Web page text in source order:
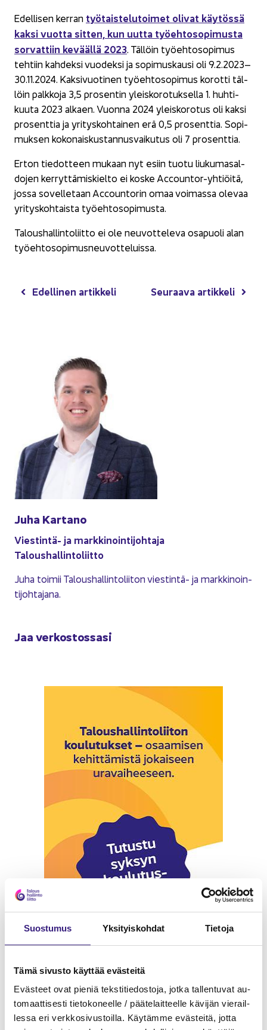
Suos­tu­mus Yk­si­tyis­koh­dat Tie­to­ja
Tämä si­vus­to käyt­tää eväs­tei­tä
Eväs­teet ovat pie­niä teks­ti­tie­dos­to­ja, jotka tal­len­tu­vat au­
to­maat­ti­ses­ti tie­to­ko­neel­le / pää­te­lait­teel­le kä­vi­jän vie­rail­
les­sa eri verk­ko­si­vus­toil­la. Käy­täm­me eväs­tei­tä, jotta
Juha Kar­ta­no
Viestintä-​ ja mark­ki­noin­ti­joh­ta­ja
Ta­lous­hal­lin­to­liit­to
Juha toi­mii Ta­lous­hal­lin­to­lii­ton viestintä-​ ja mark­ki­noin­
ti­joh­ta­ja­na.
Jaa ver­kos­tos­sa­si
Edel­li­sen ker­ran työ­tais­te­lu­toi­met oli­vat käy­tös­sä
kaksi vuot­ta sit­ten, kun uutta työ­eh­to­so­pi­mus­ta
sor­vat­tiin ke­vääl­lä 2023. Täl­löin työ­eh­to­so­pi­mus
teh­tiin kah­dek­si vuo­dek­si ja so­pi­mus­kausi oli 9.2.2023–
30.11.2024. Kak­si­vuo­ti­nen työ­eh­to­so­pi­mus ko­rot­ti täl­
löin palk­ko­ja 3,5 pro­sen­tin yleis­ko­ro­tuk­sel­la 1. huh­ti­
kuu­ta 2023 al­kaen. Vuon­na 2024 yleis­ko­ro­tus oli kaksi
pro­sent­tia ja yri­tys­koh­tai­nen erä 0,5 pro­sent­tia. So­pi­
muk­sen ko­ko­nais­kus­tan­nus­vai­ku­tus oli 7 pro­sent­tia.
Erton tie­dot­teen mu­kaan nyt esiin tuotu liu­ku­ma­sal­
do­jen ker­ryt­tä­mis­kiel­to ei koske Accountor-​yhtiöitä,
jossa so­vel­le­taan Accoun­to­rin omaa voi­mas­sa ole­vaa
yri­tys­koh­tais­ta työ­eh­to­so­pi­mus­ta.
Ta­lous­hal­lin­to­liit­to ei ole neu­vot­te­le­va os­a­puo­li alan
työ­eh­to­so­pi­mus­neu­vot­te­luis­sa.
Edel­li­nen ar­tik­ke­li Seu­raa­va ar­tik­ke­li